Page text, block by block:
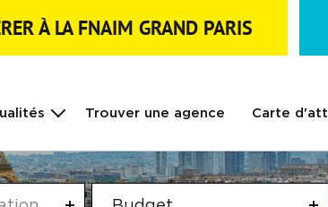
À LA FNAIM GRAND PARIS
Trouver une agence Carte